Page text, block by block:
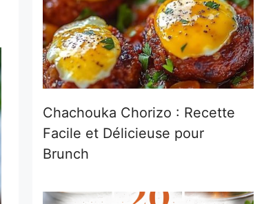
Chachouka Chorizo : Recette
Facile et Délicieuse pour
Brunch